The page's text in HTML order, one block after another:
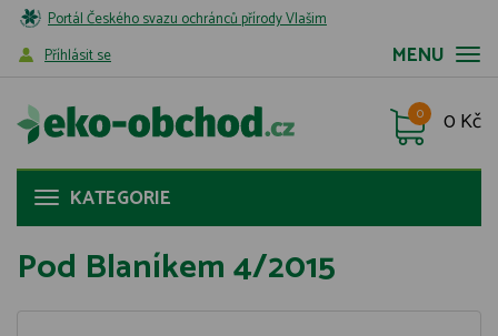
Portál Českého svazu ochránců přírody Vlašim
MENU
Příhlásit se
0 Kč
0
KATEGORIE
Pod Blaníkem 4/2015